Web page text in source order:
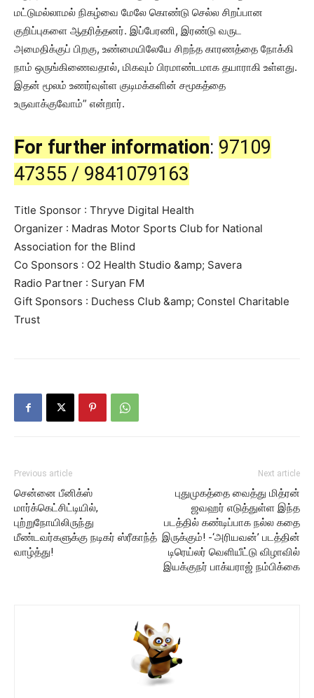
மட்டுமல்லாமல் நிகழ்வை மேலே கொண்டு செல்ல சிறப்பான
குறிப்புகளை ஆதரித்தனர். இப்பேரணி, இரண்டு வருட
அமைதிக்குப் பிறகு, உண்மையிலேயே சிறந்த காரணத்தை நோக்கி
நாம் ஒருங்கிணைவதால், மிகவும் பிரமாண்டமாக தயாராகி உள்ளது.
இதன் மூலம் உணர்வுள்ள குடிமக்களின் சமூகத்தை
உருவாக்குவோம்” என்றார்.
For further information: 97109
47355 / 9841079163
Title Sponsor : Thryve Digital Health
Organizer : Madras Motor Sports Club for National
Association for the Blind
Co Sponsors : O2 Health Studio &amp; Savera
Radio Partner : Suryan FM
Gift Sponsors : Duchess Club &amp; Constel Charitable
Trust
Previous article
சென்னை பீனிக்ஸ்
மார்க்கெட்சிட்டியில்,
புற்றுநோயிலிருந்து
மீண்டவர்களுக்கு நடிகர் ஸ்ரீகாந்த்
வாழ்த்து!
Next article
புதுமுகத்தை வைத்து மித்ரன்
ஜவஹர் எடுத்துள்ள இந்த
படத்தில் கண்டிப்பாக நல்ல கதை
இருக்கும்! -‘அரியவன்’ படத்தின்
டிரெய்லர் வெளியீட்டு விழாவில்
இயக்குநர் பாக்யராஜ் நம்பிக்கை